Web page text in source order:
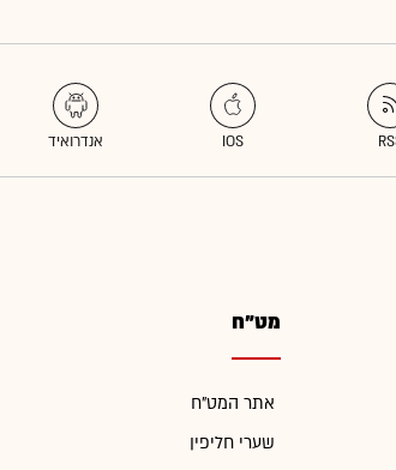
מט"ח
אתר המט"ח
שערי חליפין